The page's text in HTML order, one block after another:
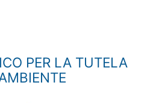
PER LA TUTELA